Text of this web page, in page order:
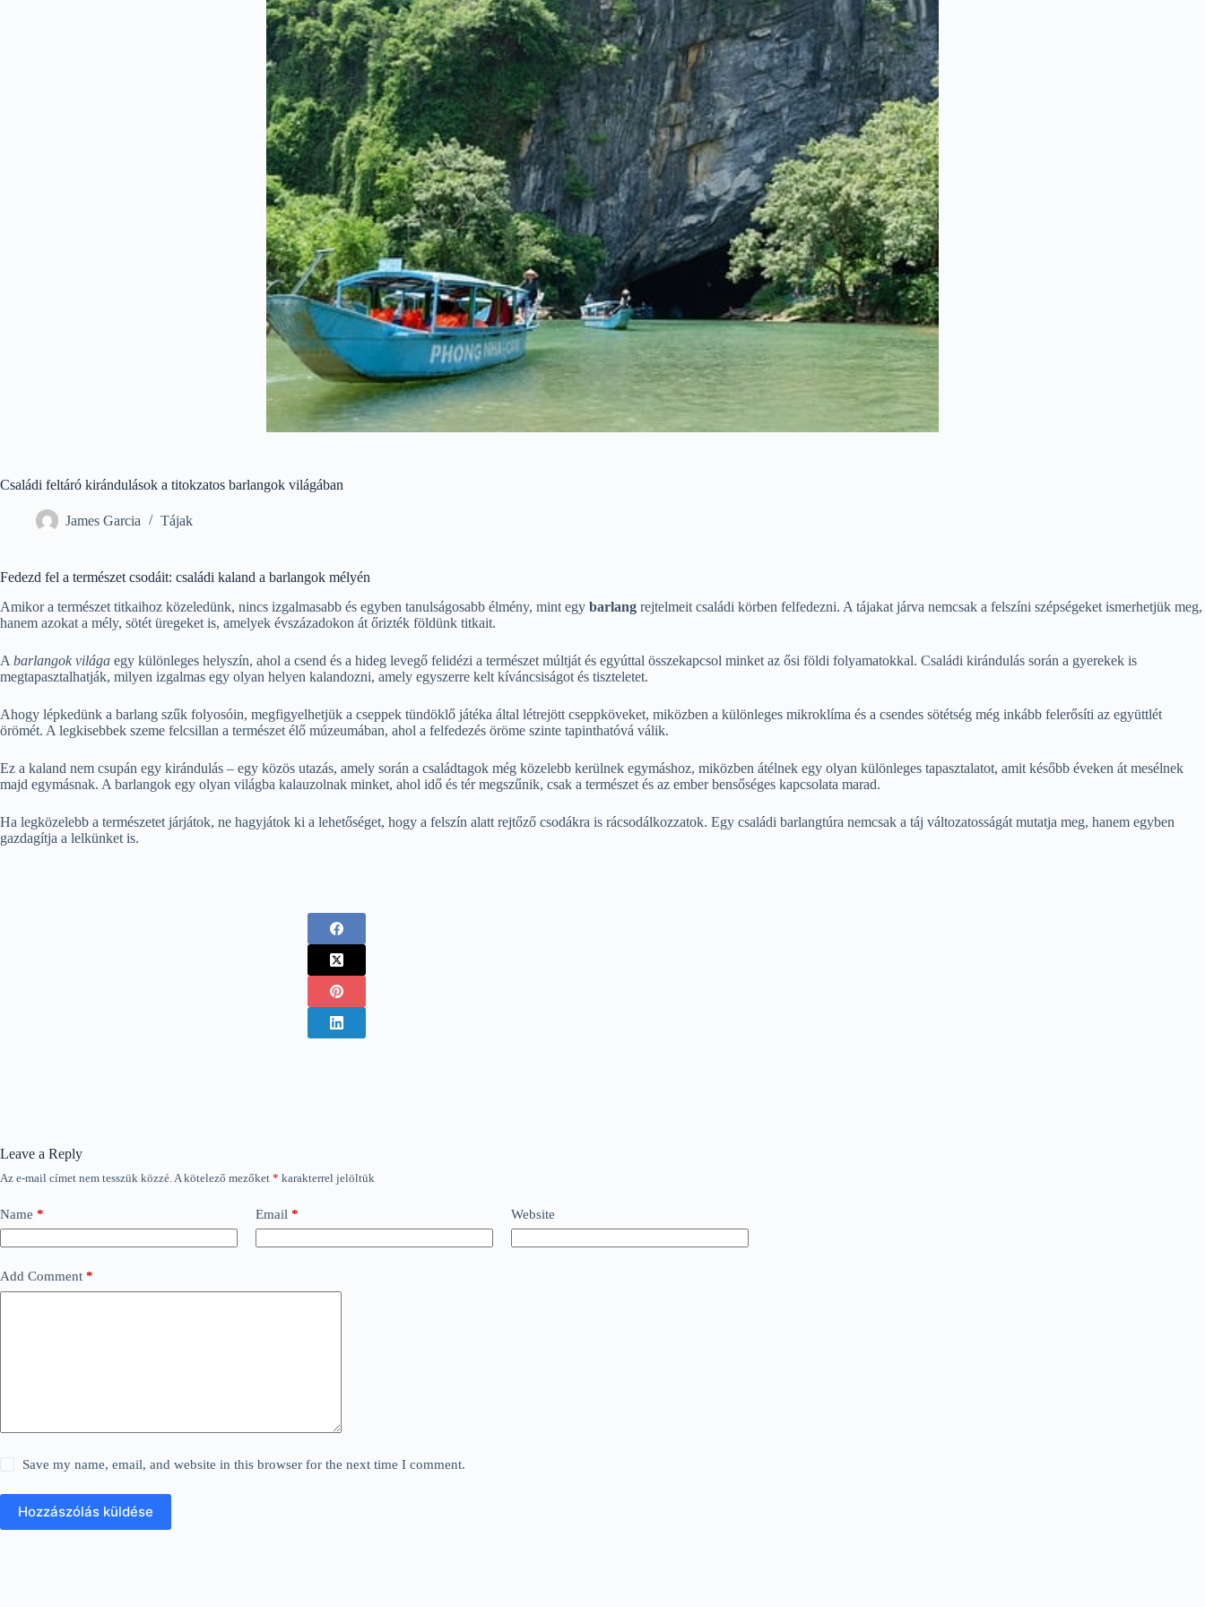
Családi feltáró kirándulások a titokzatos barlangok világában
James Garcia Tájak
Fedezd fel a természet csodáit: családi kaland a barlangok mélyén
Amikor a természet titkaihoz közeledünk, nincs izgalmasabb és egyben tanulságosabb élmény, mint egy barlang rejtelmeit családi körben felfedezni. A tájakat járva nemcsak a felszíni szépségeket ismerhetjük meg,
hanem azokat a mély, sötét üregeket is, amelyek évszázadokon át őrizték földünk titkait.
A barlangok világa egy különleges helyszín, ahol a csend és a hideg levegő felidézi a természet múltját és egyúttal összekapcsol minket az ősi földi folyamatokkal. Családi kirándulás során a gyerekek is
megtapasztalhatják, milyen izgalmas egy olyan helyen kalandozni, amely egyszerre kelt kíváncsiságot és tiszteletet.
Ahogy lépkedünk a barlang szűk folyosóin, megfigyelhetjük a cseppek tündöklő játéka által létrejött cseppköveket, miközben a különleges mikroklíma és a csendes sötétség még inkább felerősíti az együttlét
örömét. A legkisebbek szeme felcsillan a természet élő múzeumában, ahol a felfedezés öröme szinte tapinthatóvá válik.
Ez a kaland nem csupán egy kirándulás – egy közös utazás, amely során a családtagok még közelebb kerülnek egymáshoz, miközben átélnek egy olyan különleges tapasztalatot, amit később éveken át mesélnek
majd egymásnak. A barlangok egy olyan világba kalauzolnak minket, ahol idő és tér megszűnik, csak a természet és az ember bensőséges kapcsolata marad.
Ha legközelebb a természetet járjátok, ne hagyjátok ki a lehetőséget, hogy a felszín alatt rejtőző csodákra is rácsodálkozzatok. Egy családi barlangtúra nemcsak a táj változatosságát mutatja meg, hanem egyben
gazdagítja a lelkünket is.
Leave a Reply
Az e-mail címet nem tesszük közzé. A kötelező mezőket * karakterrel jelöltük
Name * Email * Website
Add Comment *
Save my name, email, and website in this browser for the next time I comment.
Hozzászólás küldése